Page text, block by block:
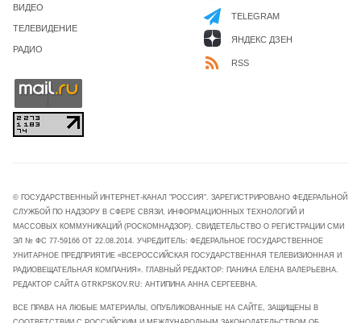
ВИДЕО
ТЕЛЕВИДЕНИЕ
РАДИО
TELEGRAM
ЯНДЕКС ДЗЕН
RSS
© ГОСУДАРСТВЕННЫЙ ИНТЕРНЕТ-КАНАЛ "РОССИЯ". ЗАРЕГИСТРИРОВАНО ФЕДЕРАЛЬНОЙ
СЛУЖБОЙ ПО НАДЗОРУ В СФЕРЕ СВЯЗИ, ИНФОРМАЦИОННЫХ ТЕХНОЛОГИЙ И
МАССОВЫХ КОММУНИКАЦИЙ (РОСКОМНАДЗОР). СВИДЕТЕЛЬСТВО О РЕГИСТРАЦИИ СМИ
ЭЛ № ФС 77-59166 ОТ 22.08.2014. УЧРЕДИТЕЛЬ: ФЕДЕРАЛЬНОЕ ГОСУДАРСТВЕННОЕ
УНИТАРНОЕ ПРЕДПРИЯТИЕ «ВСЕРОССИЙСКАЯ ГОСУДАРСТВЕННАЯ ТЕЛЕВИЗИОННАЯ И
РАДИОВЕЩАТЕЛЬНАЯ КОМПАНИЯ». ГЛАВНЫЙ РЕДАКТОР: ПАНИНА ЕЛЕНА ВАЛЕРЬЕВНА.
РЕДАКТОР САЙТА GTRKPSKOV.RU: АНТИПИНА АННА СЕРГЕЕВНА.
ВСЕ ПРАВА НА ЛЮБЫЕ МАТЕРИАЛЫ, ОПУБЛИКОВАННЫЕ НА САЙТЕ, ЗАЩИЩЕНЫ В